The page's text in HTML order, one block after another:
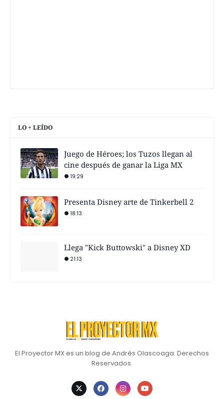
LO + LEÍDO
Juego de Héroes; los Tuzos llegan al
cine después de ganar la Liga MX
19:29
Presenta Disney arte de Tinkerbell 2
18:13
Llega "Kick Buttowski" a Disney XD
21:13
El Proyector MX es un blog de Andrés Olascoaga. Derechos
Reservados.